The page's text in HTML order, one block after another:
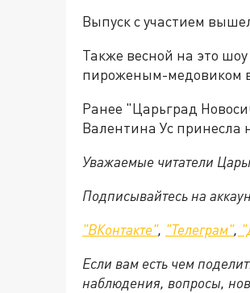
Выпуск с участием
Также весной на это шоу
пироженым-медовиком
Ранее "Царьград
Валентина Ус принесла
Уважаемые читатели
Подписывайтесь на
"ВКонтакте", "Телеграм",
Если вам есть чем
наблюдения, вопросы,